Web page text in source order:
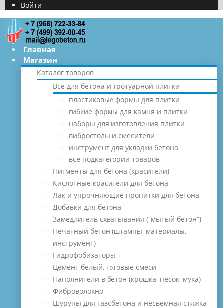
Войти
Главная
Магазин
Каталог товаров
Все для бетона и тротуарной плитки
пластиковые формы для плитки
гибкие формы для камня и плитки
наборы для изготовления плитки
вибростолы и смесители
инструмент для укладки бетона
все подкатегории товаров
Пигменты для бетона (красители)
Кислотные красители для бетона
Лак и упрочняющие пропитки для бетона
Добавки для бетона
Замедлитель схватывания (“мытый бетон”)
Печатный бетон (штампы, материалы,
инструмент)
Гидрофобизаторы
Цемент белый, готовые смеси
Наполнители в бетон (крошка, песок, мука)
Фиброволокно
Шурупы для газобетона и несьемная стяжка